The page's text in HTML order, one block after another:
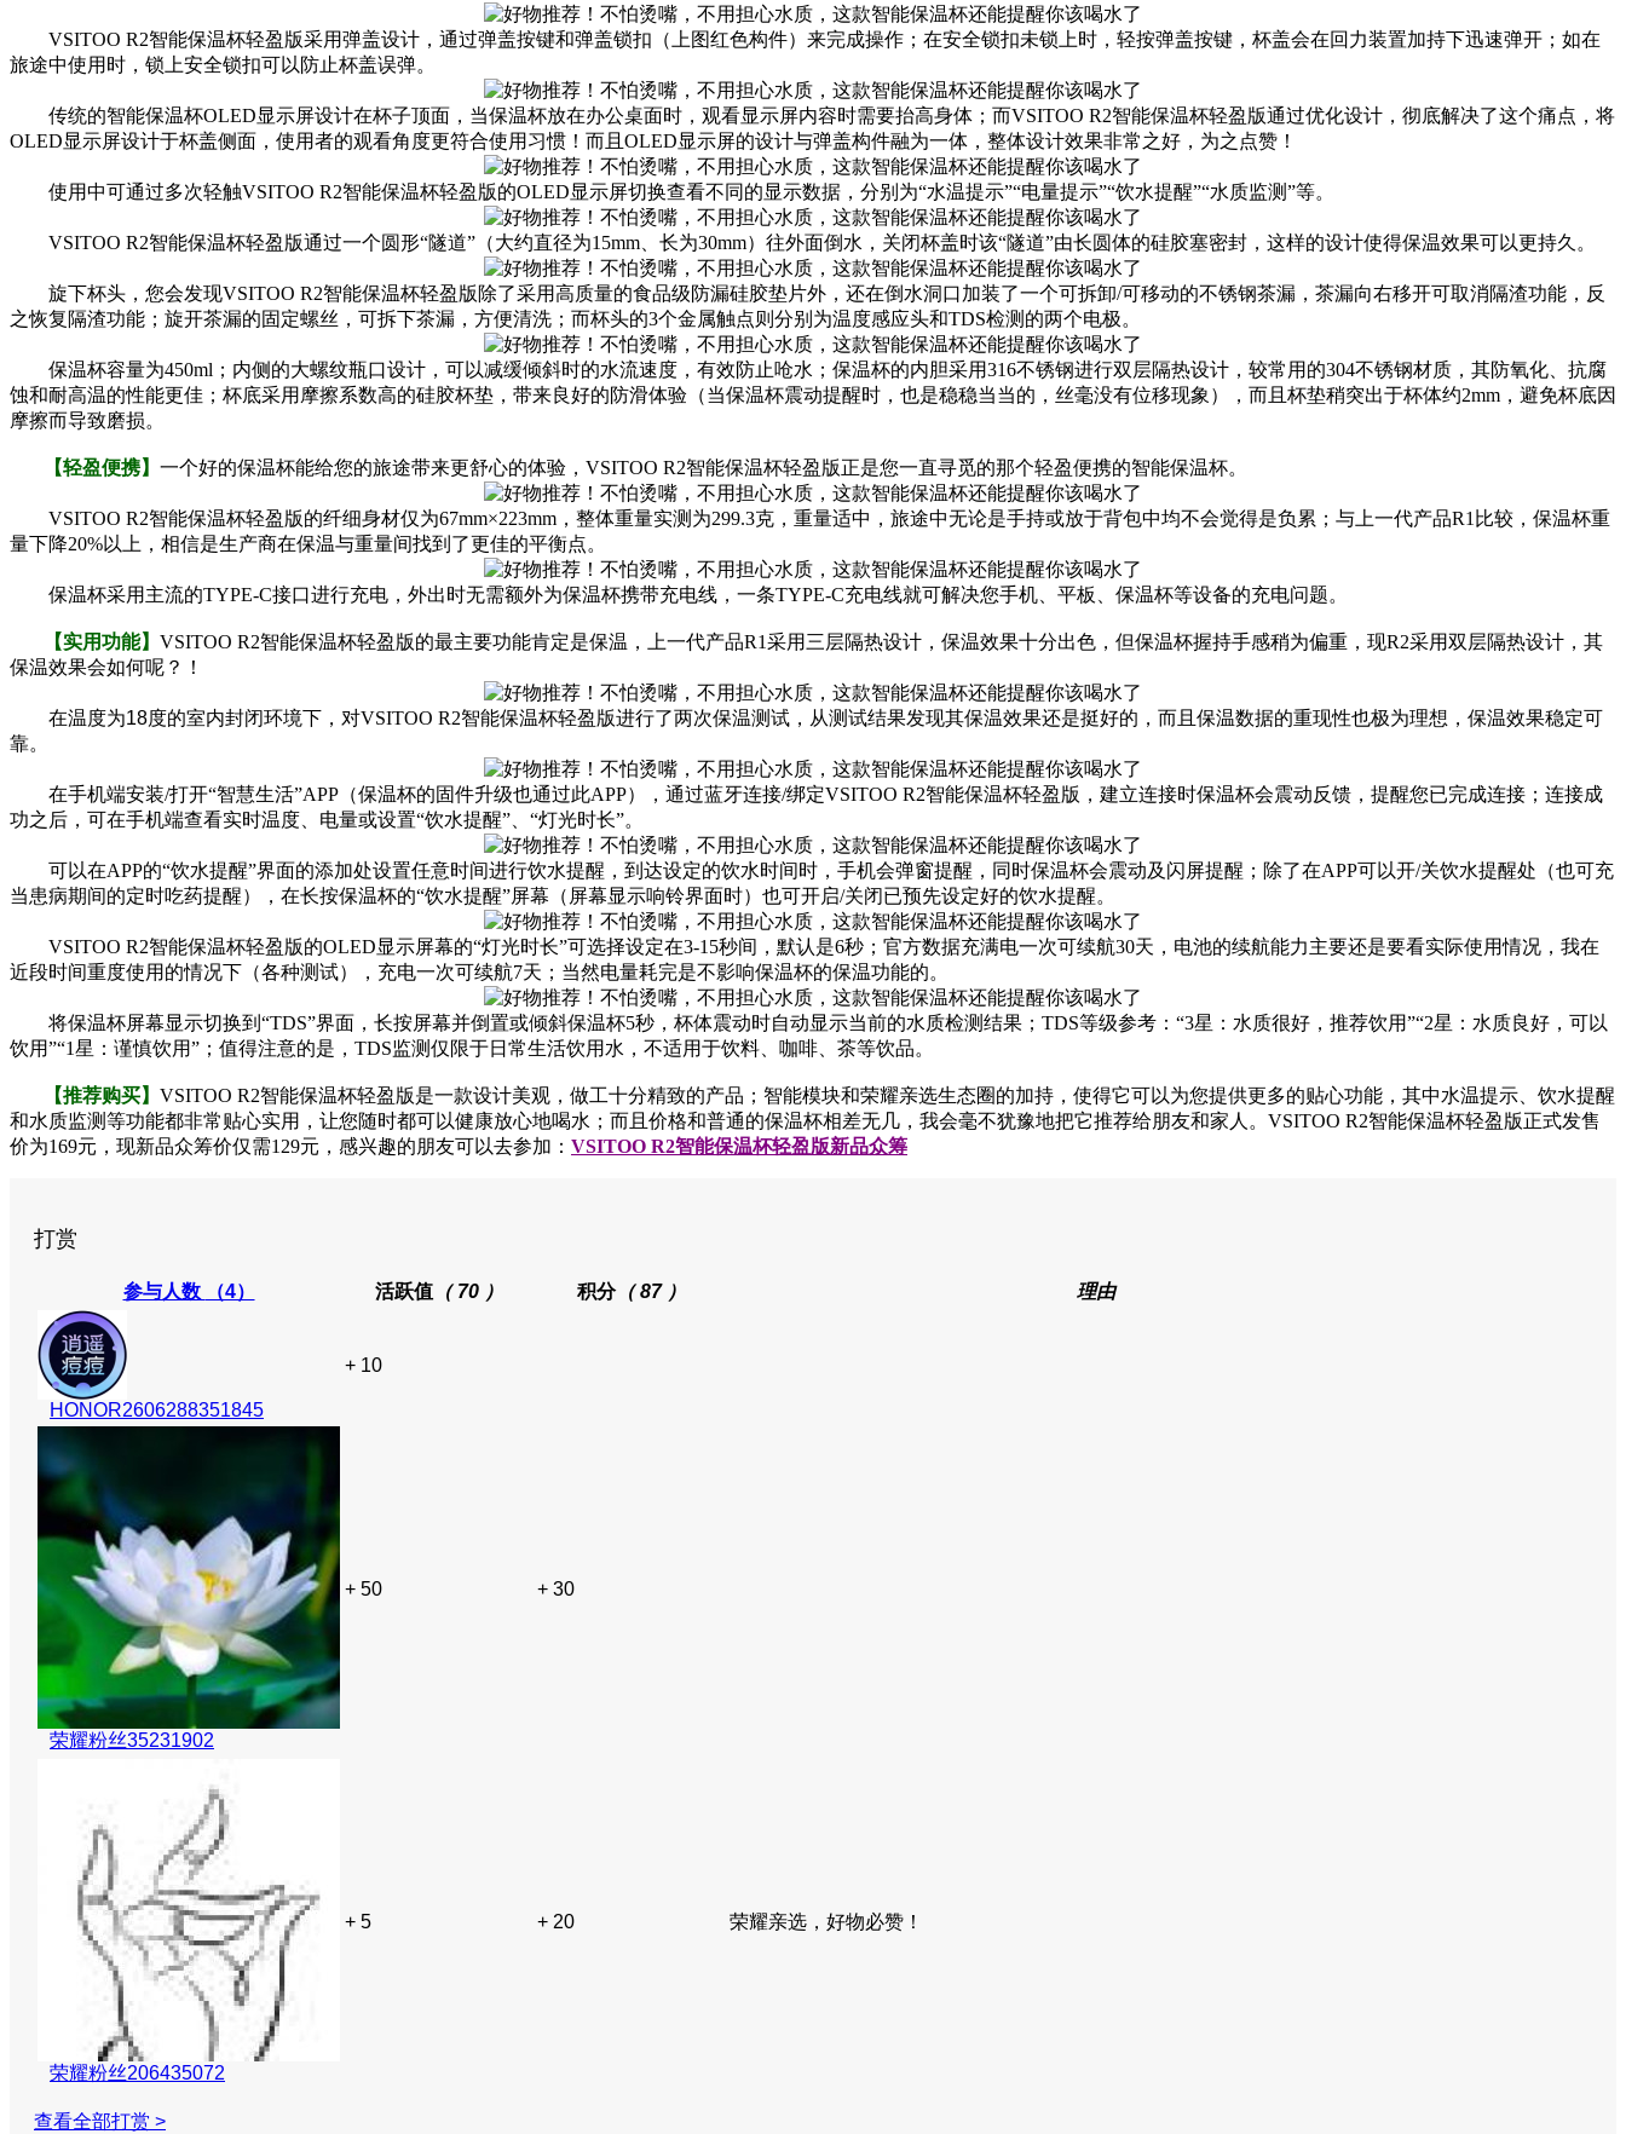
VSITOO R2智能保温杯轻盈版采用弹盖设计，通过弹盖按键和弹盖锁扣（上图红色构件）来完成操作；在安全锁扣未锁上时，轻按弹盖按键，杯盖会在回力装置加持下迅速弹开；如在
旅途中使用时，锁上安全锁扣可以防止杯盖误弹。
传统的智能保温杯OLED显示屏设计在杯子顶面，当保温杯放在办公桌面时，观看显示屏内容时需要抬高身体；而VSITOO R2智能保温杯轻盈版通过优化设计，彻底解决了这个痛点，将
OLED显示屏设计于杯盖侧面 ，使用者的观看角度更符合使用习惯！而且OLED显示屏的设计与弹盖构件融为一体，整体设计效果非常之好，为之点赞！
使用中可通过多次轻触VSITOO R2智能保温杯轻盈版的OLED显示屏切换查看不同的显示数据，分别为“水温提示”“电量提示”“饮水提醒”“水质监测”等。
VSITOO R2智能保温杯轻盈版通过一个圆形“隧道”（大约直径为15mm、长为30mm）往外面倒水，关闭杯盖时该“隧道”由长圆体的硅胶塞密封，这样的设计使得保温效果可以更持久。
旋下杯头，您会发现VSITOO R2智能保温杯轻盈版除了采用高质量的食品级防漏硅胶垫片外，还在倒水洞口加装了一个可拆卸/可移动的不锈钢茶漏， 茶漏向右移开可取消隔渣功能，反
之恢复隔渣功能；旋开茶漏的固定螺丝，可拆下茶漏 ，方便清洗；而杯头的3个金属触点则分别为温度感应头和TDS检测的两个电极。
保温杯容量为450ml；内侧的大螺纹瓶口设计，可以减缓倾斜时的水流速度，有效防止呛水；保温杯的内胆采用316不锈钢进行双层隔热设计，较常用的304不锈钢材质，其防氧化、抗腐
蚀和耐高温的性能更佳； 杯底采用摩擦系数高的硅胶杯垫，带来良好的防滑体验（当保温杯震动提醒时，也是稳稳当当的，丝毫没有位移现象），而且杯垫稍突出于杯体约2mm，避免杯底因
摩擦而导致磨损。
【轻盈便携】 一个好的保温杯能给您的旅途带来更舒心的体验，VSITOO R2智能保温杯轻盈版正是您一直寻觅的那个轻盈便携的智能保温杯。
VSITOO R2智能保温杯轻盈版的纤细身材仅为67mm×223mm，整体重量实测为299.3克，重量适中，旅途中无论是手持或放于背包中均不会觉得是负累；与上一代产品R1比较，保温杯重
量下降20%以上，相信是生产商在保温与重量间找到了更佳的平衡点。
保温杯采用主流的TYPE-C接口进行充电，外出时无需额外为保温杯携带充电线，一条TYPE-C充电线就可解决您手机、平板、保温杯等设备的充电问题。
【实用功能】 VSITOO R2智能保温杯轻盈版的最主要功能肯定是保温，上一代产品R1采用三层隔热设计， 保温效果十分出色，但保温杯握持手感稍为偏重，现R2采用双层隔热设计，其
保温效果会如何呢？！
在温度为18度的室内封闭环境下，对VSITOO R2智能保温杯轻盈版进行了两次保温测试，从测试结果发现其保温效果还是挺好的，而且保温数据的重现性也极为理想，保温效果稳定可
靠。
在手机端安装/打开“智慧生活”APP（保温杯的固件升级也通过此APP），通过蓝牙连接/绑定VSITOO R2智能保温杯轻盈版，建立连接时保温杯会震动反馈，提醒您已完成连接；连接成
功之后，可在手机端查看实时温度、电量或设置“饮水提醒”、“灯光时长”。
可以在APP的“饮水提醒”界面的添加处设置任意时间进行饮水提醒，到达设定的饮水时间时，手机会弹窗提醒，同时保温杯会震动及闪屏提醒；除了在APP可以开/关饮水提醒处（也可充
当患病期间的定时吃药提醒），在长按保温杯的“饮水提醒”屏幕（屏幕显示响铃界面时）也可开启/关闭已预先设定好的饮水提醒。
VSITOO R2智能保温杯轻盈版的OLED显示屏幕的“灯光时长”可选择设定在3-15秒间，默认是6秒； 官方数据充满电一次可续航30天， 电池的续航能力主要还是要看实际使用情况，我在
近段时间重度使用的情况下（各种测试），充电一次可续航7天；当然电量耗完是不影响保温杯的保温功能的。
将保温杯屏幕显示切换到“TDS”界面，长按屏幕并倒置或倾斜保温杯5秒，杯体震动时自动显示当前的水质检测结果；TDS等级参考：“3星：水质很好，推荐饮用”“2星：水质良好，可以
饮用”“1星：谨慎饮用”；值得注意的是，TDS监测仅限于日常生活饮用水，不适用于饮料、咖啡、茶等饮品。
【推荐购买】 VSITOO R2智能保温杯轻盈版是一款设计美观，做工十分精致的产品；智能模块和荣耀亲选生态圈的加持，使得它可以为您提供更多的贴心功能，其中水温提示、饮水提醒
和水质监测等功能都非常贴心实用，让您随时都可以健康放心地喝水；而且价格和普通的保温杯相差无几，我会毫不犹豫地把它推荐给朋友和家人。 VSITOO R2智能保温杯轻盈版正式发售
价为169元，现新品众筹价仅需129元，感兴趣的朋友可以去参加： VSITOO R2智能保温杯轻盈版新品众筹
打赏
参与人数 （4） 活跃值（ 70 ） 积分（ 87 ） 理由
HONOR2606288351845
+ 10
荣耀粉丝35231902
+ 50 + 30
荣耀粉丝206435072
+ 5 + 20 荣耀亲选，好物必赞！
查看全部打赏 >